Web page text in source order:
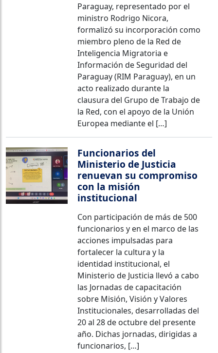
Paraguay, representado por el
ministro Rodrigo Nicora,
formalizó su incorporación como
miembro pleno de la Red de
Inteligencia Migratoria e
Información de Seguridad del
Paraguay (RIM Paraguay), en un
acto realizado durante la
clausura del Grupo de Trabajo de
la Red, con el apoyo de la Unión
Europea mediante el […]
Funcionarios del
Ministerio de Justicia
renuevan su compromiso
con la misión
institucional
Con participación de más de 500
funcionarios y en el marco de las
acciones impulsadas para
fortalecer la cultura y la
identidad institucional, el
Ministerio de Justicia llevó a cabo
las Jornadas de capacitación
sobre Misión, Visión y Valores
Institucionales, desarrolladas del
20 al 28 de octubre del presente
año. Dichas jornadas, dirigidas a
funcionarios, […]